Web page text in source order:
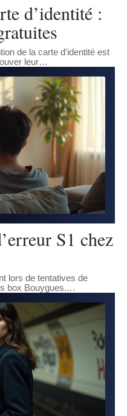
d’identité :
de la carte d'identité est
leur…
S1 chez
lors de tentatives de
box Bouygues.…